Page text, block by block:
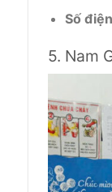
Số
5. Nam